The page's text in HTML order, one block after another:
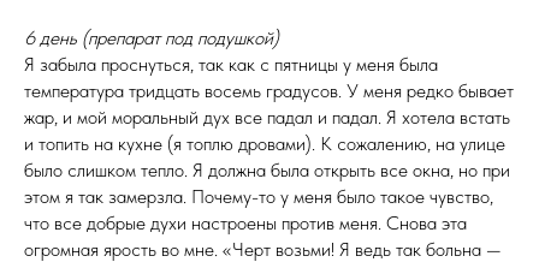
6 день (препарат под подушкой)
Я забыла проснуться, так как с пятницы у меня была
температура тридцать восемь градусов. У меня редко бывает
жар, и мой моральный дух все падал и падал. Я хотела встать
и топить на кухне (я топлю дровами). К сожалению, на улице
было слишком тепло. Я должна была открыть все окна, но при
этом я так замерзла. Почему-то у меня было такое чувство,
что все добрые духи настроены против меня. Снова эта
огромная ярость во мне. «Черт возьми! Я ведь так больна —